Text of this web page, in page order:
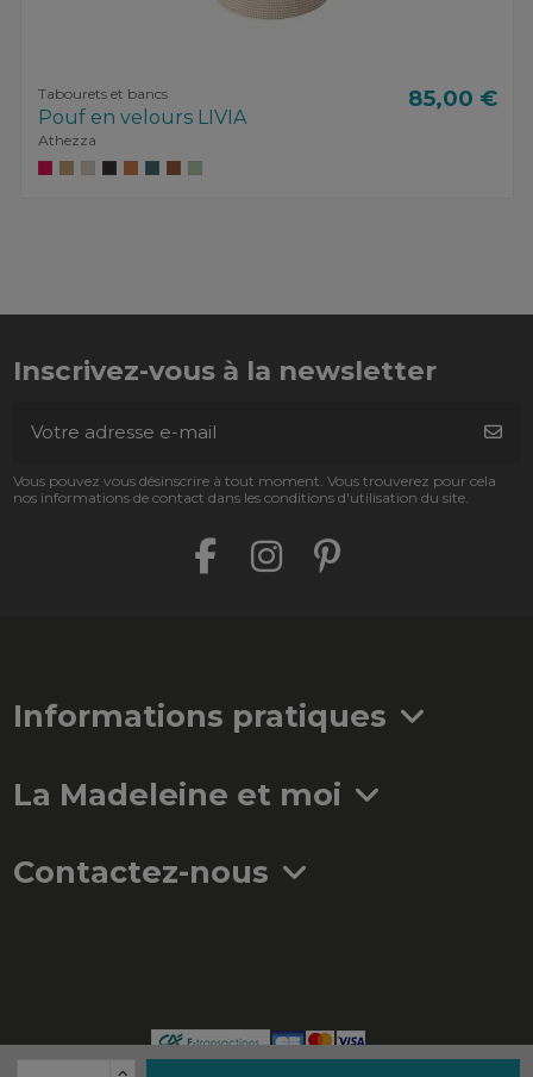
Tabourets et bancs
Pouf en velours LIVIA
Athezza
85,00 €
Inscrivez-vous à la newsletter
Vous pouvez vous désinscrire à tout moment. Vous trouverez pour cela
nos informations de contact dans les conditions d'utilisation du site.
Informations pratiques
La Madeleine et moi
Contactez-nous